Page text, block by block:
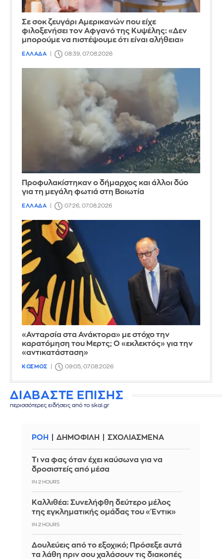
Σε σοκ ζευγάρι Αμερικανών που είχε
φιλοξενήσει τον Αφγανό της Κυψέλης: «Δεν
μπορούμε να πιστέψουμε ότι είναι αλήθεια»
ΕΛΛΑΔΑ 08:39, 07.08.2026
Προφυλακίστηκαν ο δήμαρχος και άλλοι δύο
για τη μεγάλη φωτιά στη Βοιωτία
ΕΛΛΑΔΑ 07:26, 07.08.2026
«Ανταρσία στα Ανάκτορα» με στόχο την
καρατόμηση του Μερτς; Ο «εκλεκτός» για την
«αντικατάσταση»
ΚΟΣΜΟΣ 09:05, 07.08.2026
ΔΙΑΒΑΣΤΕ ΕΠΙΣΗΣ
περισσότερες ειδήσεις από το skai.gr
ΡΟΗ ΔΗΜΟΦΙΛΗ ΣΧΟΛΙΑΣΜΕΝΑ
Τι να φας όταν έχει καύσωνα για να
δροσιστείς από μέσα
IN 2 HOURS
Καλλιθέα: Συνελήφθη δεύτερο μέλος
της εγκληματικής ομάδας του «Έντικ»
IN 2 HOURS
Δουλεύεις από το εξοχικό; Πρόσεξε αυτά
τα λάθη πριν σου χαλάσουν τις διακοπές